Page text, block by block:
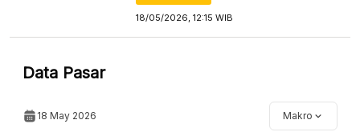
18/05/2026, 12:15 WIB
Data Pasar
18 May 2026 Makro